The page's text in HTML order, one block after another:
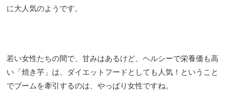
に大人気のようです。
若い女性たちの間で、甘みはあるけど、ヘルシーで栄養価も高
い「焼き芋」は、ダイエットフードとしても人気！ということ
でブームを牽引するのは、やっぱり女性ですね。